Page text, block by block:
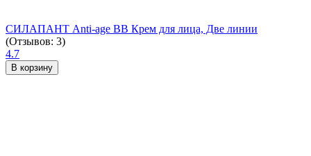
СИЛАПАНТ Anti-age ВВ Крем для лица, Две линии
(Отзывов: 3)
4.7
В корзину